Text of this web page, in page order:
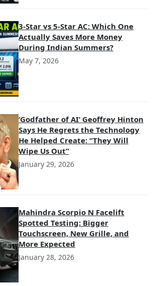
3-Star vs 5-Star AC: Which One
Actually Saves More Money
During Indian Summers?
May 7, 2026
‘Godfather of AI’ Geoffrey Hinton
Says He Regrets the Technology
He Helped Create: “They Will
Wipe Us Out”
January 29, 2026
Mahindra Scorpio N Facelift
Spotted Testing: Bigger
Touchscreen, New Grille, and
More Expected
January 28, 2026